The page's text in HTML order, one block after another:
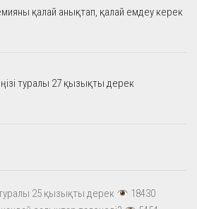
қалай анықтап, қалай емдеу керек
туралы 27 қызықты дерек
25 қызықты дерек
18430